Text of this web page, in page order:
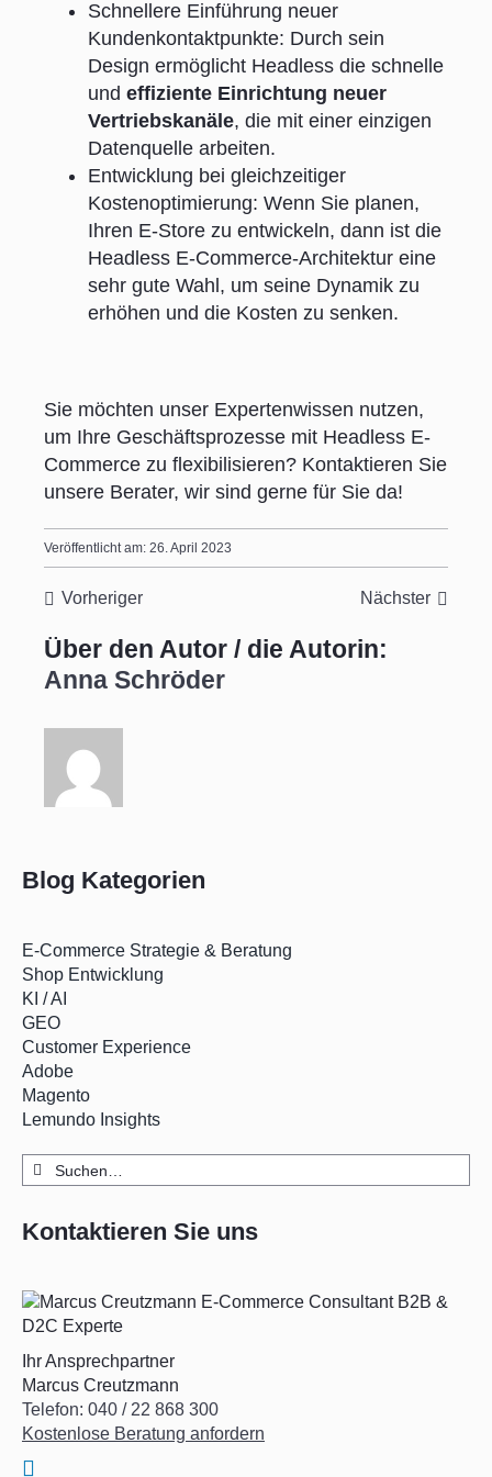
Schnellere Einführung neuer
Kundenkontaktpunkte: Durch sein
Design ermöglicht Headless die schnelle
und effiziente Einrichtung neuer
Vertriebskanäle, die mit einer einzigen
Datenquelle arbeiten.
Entwicklung bei gleichzeitiger
Kostenoptimierung: Wenn Sie planen,
Ihren E-Store zu entwickeln, dann ist die
Headless E-Commerce-Architektur eine
sehr gute Wahl, um seine Dynamik zu
erhöhen und die Kosten zu senken.
Sie möchten unser Expertenwissen nutzen,
um Ihre Geschäftsprozesse mit Headless E-
Commerce zu flexibilisieren? Kontaktieren Sie
unsere Berater, wir sind gerne für Sie da!
Veröffentlicht am: 26. April 2023
Vorheriger Nächster
Über den Autor / die Autorin:
Anna Schröder
Blog Kategorien
E-Commerce Strategie & Beratung
Shop Entwicklung
KI / AI
GEO
Customer Experience
Adobe
Magento
Lemundo Insights
Suche
nach:
Kontaktieren Sie uns
Ihr Ansprechpartner
Marcus Creutzmann
Telefon: 040 / 22 868 300
Kostenlose Beratung anfordern